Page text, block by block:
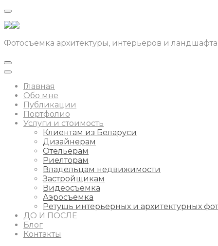
Фотосъемка архитектуры, интерьеров и ландшафта
Главная
Обо мне
Публикации
Портфолио
Услуги и стоимость
Клиентам из Беларуси
Дизайнерам
Отельерам
Риелторам
Владельцам недвижимости
Застройщикам
Видеосъемка
Аэросъемка
Ретушь интерьерных и архитектурных
ДО И ПОСЛЕ
Блог
Контакты